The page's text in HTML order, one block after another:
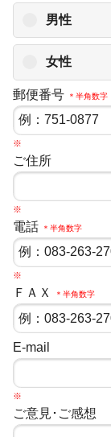
男性
女性
郵便番号 ＊半角数字
※
ご住所
※
電話 ＊半角数字
※
ＦＡＸ ＊半角数字
E-mail
※
ご意見･ご感想